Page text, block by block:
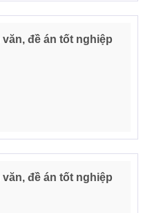
đề án tốt nghiệp
đề án tốt nghiệp